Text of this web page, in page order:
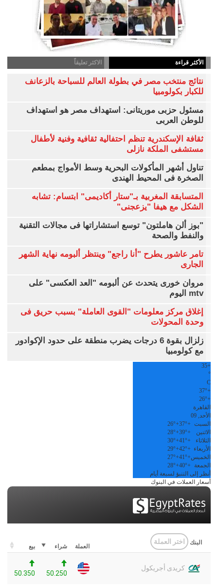
الأكثر قراءة الاكثر تعليقاً
نتائج منتخب مصر في بطولة العالم للسباحة بالزعانف
للكبار بكولومبيا
مسئول حزبى موريتانى: استهداف مصر هو استهداف
للوطن العربى
ثقافة الإسكندرية تنظم احتفالية ثقافية وفنية لأطفال
مستشفى الملكة نازلى
تناول أشهر المأكولات البحرية وسط الأمواج بمطعم
الصخرة فى المحيط الهندى
المتسابقة المغربية بـ"ستار أكاديمى" ابتسام: تشابه
الشكل مع هيفا "يزعجنى"
"بوز ألن هاملتون" توسع استشاراتها فى مجالات التقنية
والنفط والصحة
تامر عاشور يطرح "أنا راجع" وينتظر ألبومه نهاية الشهر
الجارى
مروان خورى يتحدث عن ألبومه "العد العكسى" على
mtv اليوم
إغلاق مركز معلومات "القوى العاملة" بسبب حريق فى
وحدة المحولات
زلزال بقوة 6 درجات يضرب منطقة على حدود الإكوادور
مع كولومبيا
+
35
°
C
+
37°
+
26°
القاهرة
الأحد, 09
السبت +
37°
+
26°
الاثنين
+
39°
+
28°
الثلاثاء
+
41°
+
30°
الأربعاء +
42°
+
29°
الخميس+
41°
+
27°
الجمعة
+
40°
+
28°
أنظر إلى التنبؤ لسبعة أيام
أسعار العملات في البنوك